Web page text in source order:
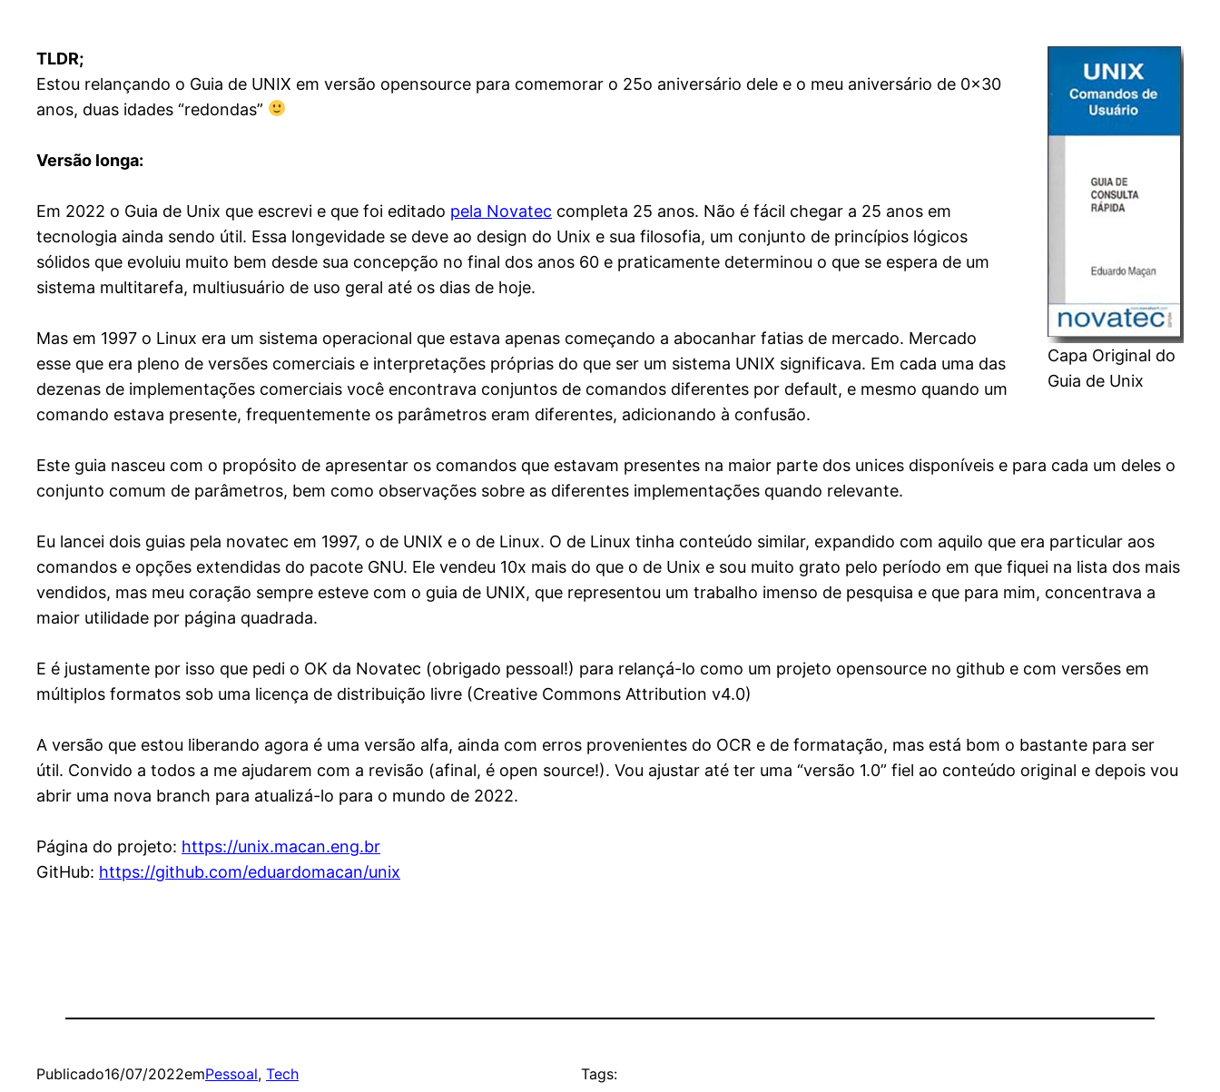
Capa Original do
Guia de Unix
TLDR;
Estou relançando o Guia de UNIX em versão opensource para comemorar o 25o aniversário dele e o meu aniversário de 0x30
anos, duas idades “redondas”
Versão longa:
Em 2022 o Guia de Unix que escrevi e que foi editado pela Novatec completa 25 anos. Não é fácil chegar a 25 anos em
tecnologia ainda sendo útil. Essa longevidade se deve ao design do Unix e sua filosofia, um conjunto de princípios lógicos
sólidos que evoluiu muito bem desde sua concepção no final dos anos 60 e praticamente determinou o que se espera de um
sistema multitarefa, multiusuário de uso geral até os dias de hoje.
Mas em 1997 o Linux era um sistema operacional que estava apenas começando a abocanhar fatias de mercado. Mercado
esse que era pleno de versões comerciais e interpretações próprias do que ser um sistema UNIX significava. Em cada uma das
dezenas de implementações comerciais você encontrava conjuntos de comandos diferentes por default, e mesmo quando um
comando estava presente, frequentemente os parâmetros eram diferentes, adicionando à confusão.
Este guia nasceu com o propósito de apresentar os comandos que estavam presentes na maior parte dos unices disponíveis e para cada um deles o
conjunto comum de parâmetros, bem como observações sobre as diferentes implementações quando relevante.
Eu lancei dois guias pela novatec em 1997, o de UNIX e o de Linux. O de Linux tinha conteúdo similar, expandido com aquilo que era particular aos
comandos e opções extendidas do pacote GNU. Ele vendeu 10x mais do que o de Unix e sou muito grato pelo período em que fiquei na lista dos mais
vendidos, mas meu coração sempre esteve com o guia de UNIX, que representou um trabalho imenso de pesquisa e que para mim, concentrava a
maior utilidade por página quadrada.
E é justamente por isso que pedi o OK da Novatec (obrigado pessoal!) para relançá-lo como um projeto opensource no github e com versões em
múltiplos formatos sob uma licença de distribuição livre (Creative Commons Attribution v4.0)
A versão que estou liberando agora é uma versão alfa, ainda com erros provenientes do OCR e de formatação, mas está bom o bastante para ser
útil. Convido a todos a me ajudarem com a revisão (afinal, é open source!). Vou ajustar até ter uma “versão 1.0” fiel ao conteúdo original e depois vou
abrir uma nova branch para atualizá-lo para o mundo de 2022.
Página do projeto: https://unix.macan.eng.br
GitHub: https://github.com/eduardomacan/unix
Publicado16/07/2022emPessoal, Tech Tags: